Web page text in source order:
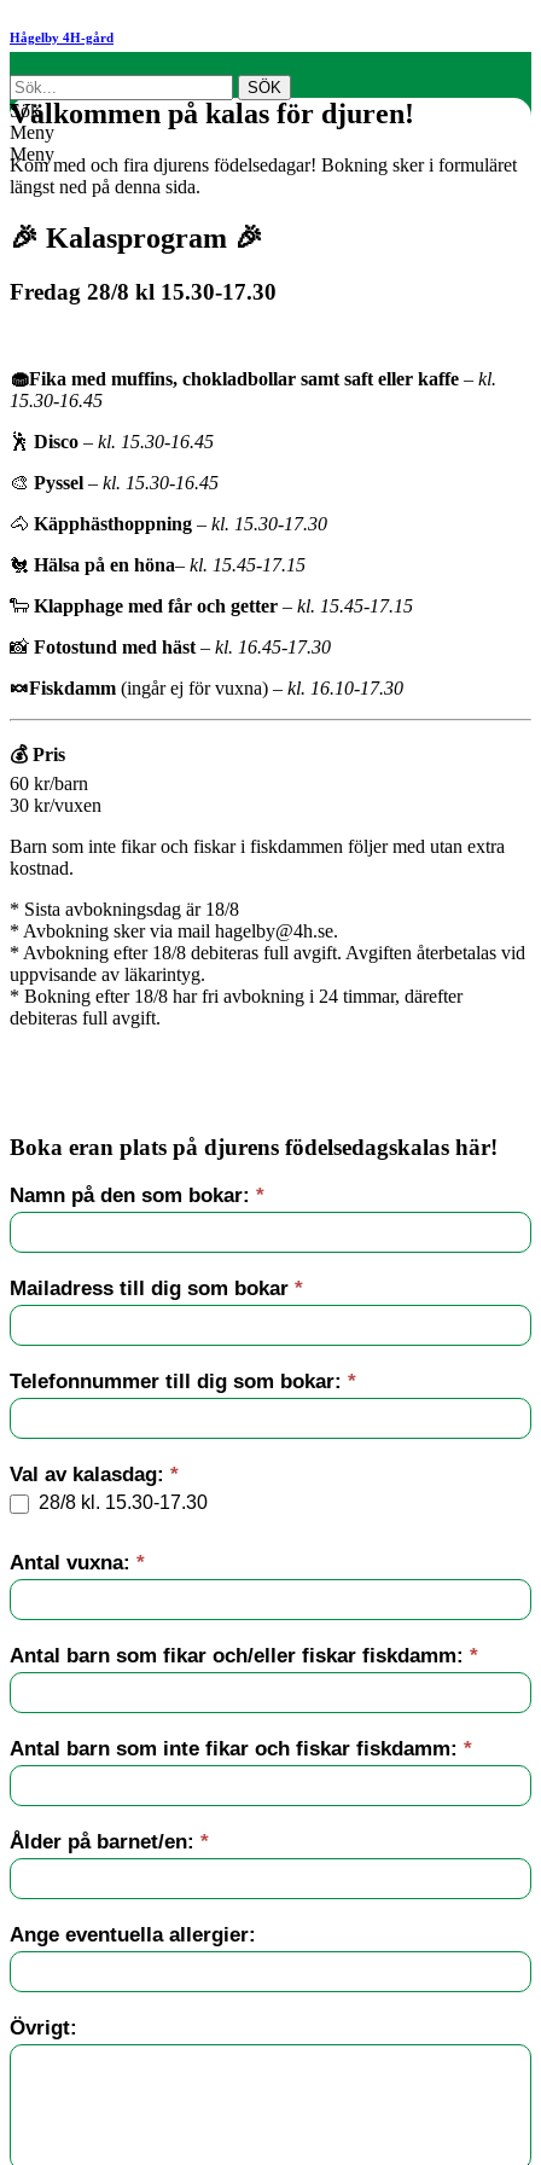
Hågelby 4H-gård
Sök
Meny
Meny
Välkommen på kalas för djuren!
Kom med och fira djurens födelsedagar! Bokning sker i formuläret
längst ned på denna sida.
🎉 Kalasprogram 🎉
Fredag 28/8 kl 15.30-17.30
🧁Fika med muffins, chokladbollar samt saft eller kaffe – kl.
15.30-16.45
🕺 Disco – kl. 15.30-16.45
🎨 Pyssel – kl. 15.30-16.45
🐴 Käpphästhoppning – kl. 15.30-17.30
🐔 Hälsa på en höna– kl. 15.45-17.15
🐑 Klapphage med får och getter – kl. 15.45-17.15
📸 Fotostund med häst – kl. 16.45-17.30
🍬Fiskdamm (ingår ej för vuxna) – kl. 16.10-17.30
💰 Pris
60 kr/barn
30 kr/vuxen
Barn som inte fikar och fiskar i fiskdammen följer med utan extra
kostnad.
* Sista avbokningsdag är 18/8
* Avbokning sker via mail hagelby@4h.se.
* Avbokning efter 18/8 debiteras full avgift. Avgiften återbetalas vid
uppvisande av läkarintyg.
* Bokning efter 18/8 har fri avbokning i 24 timmar, därefter
debiteras full avgift.
Boka eran plats på djurens födelsedagskalas här!
Djurens
födelsedagskalas
Namn på den som bokar: *
Mailadress till dig som bokar *
Telefonnummer till dig som bokar: *
Val av kalasdag: *
28/8 kl. 15.30-17.30
Antal vuxna: *
Antal barn som fikar och/eller fiskar fiskdamm: *
Antal barn som inte fikar och fiskar fiskdamm: *
Ålder på barnet/en: *
Ange eventuella allergier:
Övrigt: